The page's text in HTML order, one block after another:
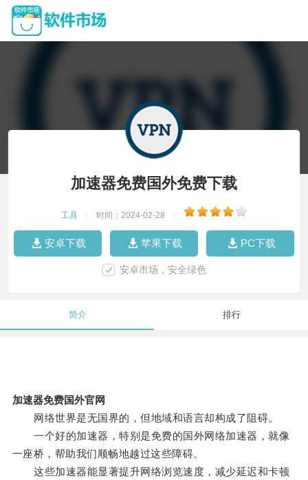
加速器免费国外免费下载
工具 时间：2024-02-28
安卓下载 苹果下载 PC下载
安卓市场，安全绿色
简介 排行
加速器免费国外官网
网络世界是无国界的，但地域和语言却构成了阻碍。
一个好的加速器，特别是免费的国外网络加速器，就像
一座桥，帮助我们顺畅地越过这些障碍。
这些加速器能显著提升网络浏览速度，减少延迟和卡顿